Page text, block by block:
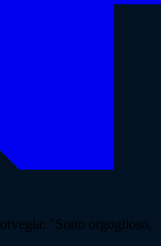
"Sono orgoglioso,